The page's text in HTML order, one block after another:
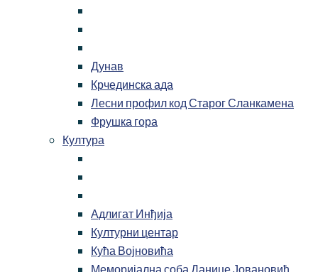
Дунав
Крчединска ада
Лесни профил код Старог Сланкамена
Фрушка гора
Култура
Адлигат Инђија
Културни центар
Кућа Војновића
Меморијална соба Данице Јовановић